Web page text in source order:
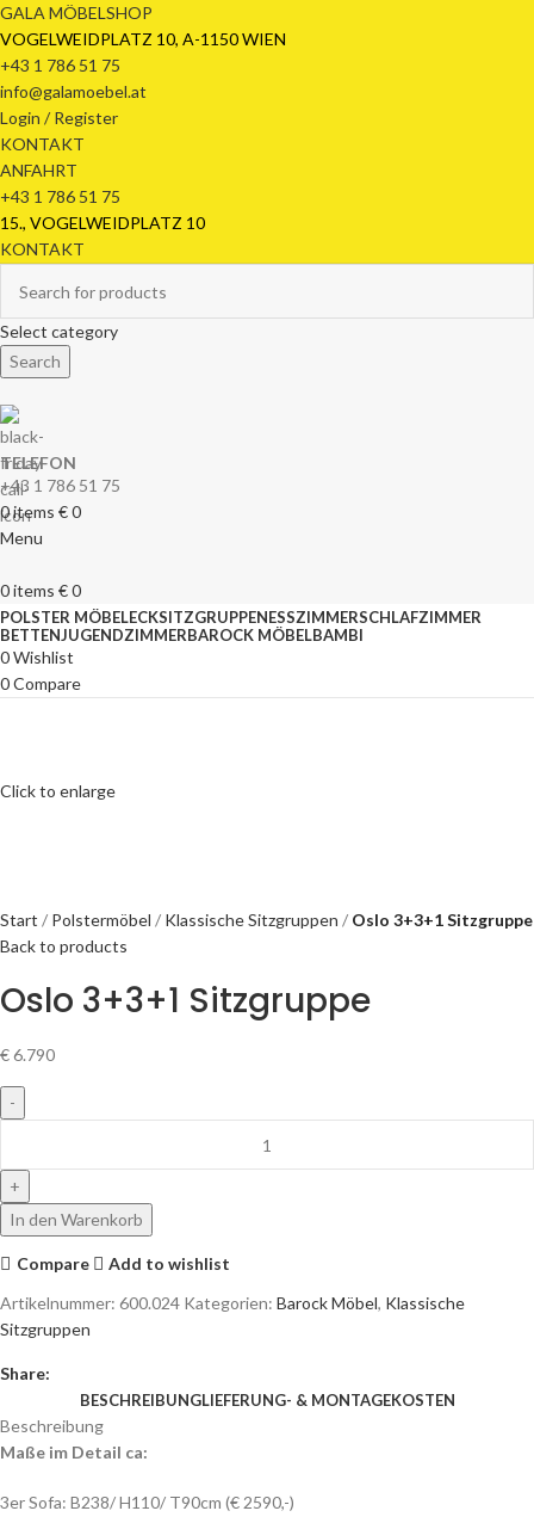
GALA MÖBELSHOP
VOGELWEIDPLATZ 10, A-1150 WIEN
+43 1 786 51 75
info@galamoebel.at
Login / Register
KONTAKT
ANFAHRT
+43 1 786 51 75
15., VOGELWEIDPLATZ 10
KONTAKT
Select category
Search
TELEFON
+43 1 786 51 75
0items €0
Menu
0items €0
POLSTER MÖBELECKSITZGRUPPENESSZIMMERSCHLAFZIMMER
BETTENJUGENDZIMMERBAROCK MÖBELBAMBI
0Wishlist
0Compare
Click to enlarge
Start Polstermöbel Klassische Sitzgruppen
Oslo 3+3+1 Sitzgruppe
Back to products
Oslo 3+3+1 Sitzgruppe
€6.790
In den Warenkorb
Compare
Add to wishlist
Artikelnummer: 600.024 Kategorien: Barock Möbel, Klassische
Sitzgruppen
Share:
BESCHREIBUNGLIEFERUNG- & MONTAGEKOSTEN
Beschreibung
Maße im Detail ca:
3er Sofa: B238/ H110/ T90cm (€ 2590,-)